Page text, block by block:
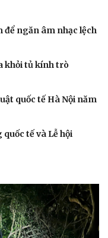
để ngăn âm nhạc lệch
khỏi tủ kính trò
quốc tế Hà Nội năm
tế và Lễ hội